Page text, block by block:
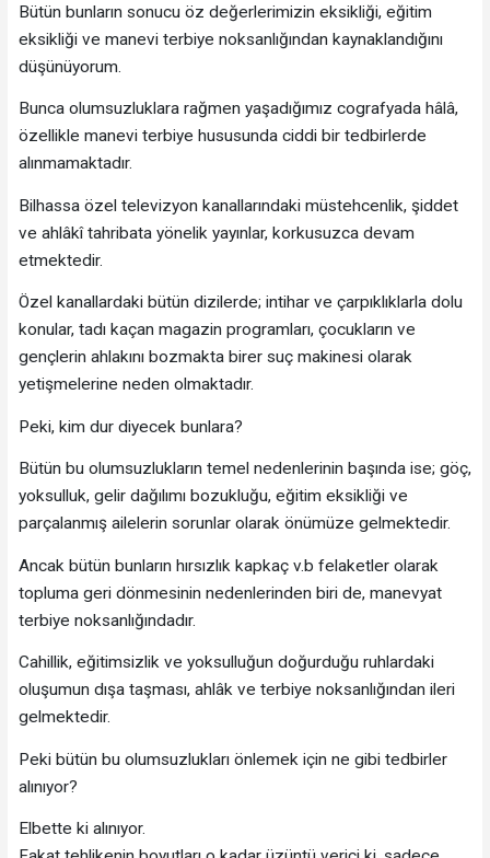
Bütün bunların sonucu öz değerlerimizin eksikliği, eğitim
eksikliği ve manevi terbiye noksanlığından kaynaklandığını
düşünüyorum.
Bunca olumsuzluklara rağmen yaşadığımız cografyada hâlâ,
özellikle manevi terbiye hususunda ciddi bir tedbirlerde
alınmamaktadır.
Bilhassa özel televizyon kanallarındaki müstehcenlik, şiddet
ve ahlâkî tahribata yönelik yayınlar, korkusuzca devam
etmektedir.
Özel kanallardaki bütün dizilerde; intihar ve çarpıklıklarla dolu
konular, tadı kaçan magazin programları, çocukların ve
gençlerin ahlakını bozmakta birer suç makinesi olarak
yetişmelerine neden olmaktadır.
Peki, kim dur diyecek bunlara?
Bütün bu olumsuzlukların temel nedenlerinin başında ise; göç,
yoksulluk, gelir dağılımı bozukluğu, eğitim eksikliği ve
parçalanmış ailelerin sorunlar olarak önümüze gelmektedir.
Ancak bütün bunların hırsızlık kapkaç v.b felaketler olarak
topluma geri dönmesinin nedenlerinden biri de, manevyat
terbiye noksanlığındadır.
Cahillik, eğitimsizlik ve yoksulluğun doğurduğu ruhlardaki
oluşumun dışa taşması, ahlâk ve terbiye noksanlığından ileri
gelmektedir.
Peki bütün bu olumsuzlukları önlemek için ne gibi tedbirler
alınıyor?
Elbette ki alınıyor.